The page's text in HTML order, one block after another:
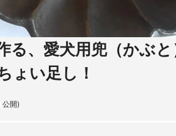
る、愛犬用兜（かぶ
ょい足し！
公開)